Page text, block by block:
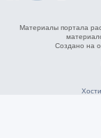
Материалы портала
Создано на